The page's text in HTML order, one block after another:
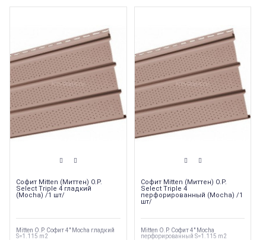
Софит Mitten (Миттен) O.P.
Select Triple 4 гладкий
(Mocha) /1 шт/
Mitten O.P. Софит 4" Mocha гладкий
S=1.115 m2
Софит Mitten (Миттен) O.P.
Select Triple 4
перфорированный (Mocha) /1
шт/
Mitten O.P. Софит 4" Mocha
перфорированный S=1.115 m2